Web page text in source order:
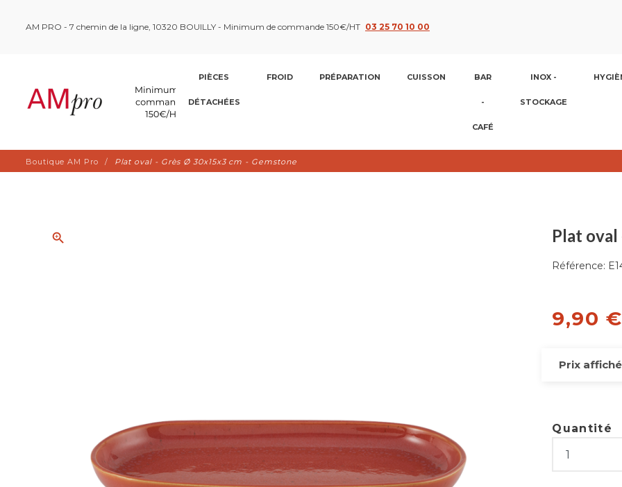
AM PRO - 7 chemin de la ligne, 10320 BOUILLY - Minimum de commande 150€/HT 03 25 70 10 00
PIÈCES
DÉTACHÉES
FROID PRÉPARATION CUISSON BAR
-
CAFÉ
INOX -
STOCKAGE
Boutique AM Pro Plat oval - Grès Ø 30x15x3 cm - Gemstone
zoom_in Plat
Référence:
9,90
Prix
Quantité